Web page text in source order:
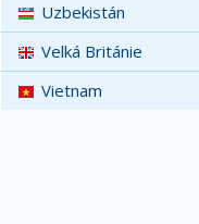
Uzbekistán
Velká Británie
Vietnam